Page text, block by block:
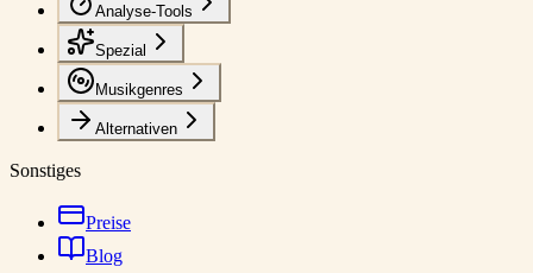
Analyse-Tools
Spezial
Musikgenres
Alternativen
Sonstiges
Preise
Blog